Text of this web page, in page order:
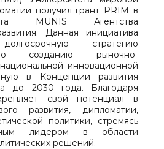
получил грант PRIM в
MUNIS Агентства
Данная инициатива
стратегию
созданию рыночно-
инновационной
в Концепции развития
до 2030 года. Благодаря
свой потенциал в
развития, дипломатии,
политики, стремясь
лидером в области
решений.